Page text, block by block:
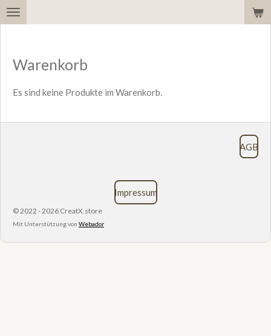
Zum
Warenkorb
Es sind keine Produkte im Warenkorb.
AGB
Impressum
© 2022 - 2026 CreatX.store
Mit Unterstützung von Webador